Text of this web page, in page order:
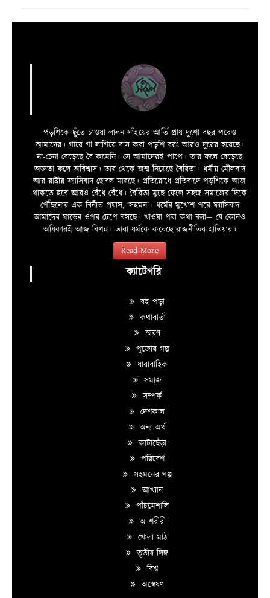
পড়শিকে ছুঁতে চাওয়া লালন সাঁইয়ের আর্তি প্রায় দুশো বছর পরেও
আমাদের। গায়ে গা লাগিয়ে বাস করা পড়শি বরং আরও দুরের হয়েছে।
না-চেনা বেড়েছে বৈ কমেনি। সে আমাদেরই পাপে। তার ফলে বেড়েছে
অজ্ঞতা ফলে অবিশ্বাস। তার থেকে জন্ম নিয়েছে বৈরিতা। ধর্মীয় মৌলবাদ
আর রাষ্ট্রীয় ফ্যাসিবাদ ছোবল মারছে। প্রতিরোধে প্রতিবাদে পড়শিকে আজ
থাকতে হবে আরও বেঁধে বেঁধে। বৈরিতা মুছে ফেলে সহজ সমাজের দিকে
পৌঁছনোর এক বিনীত প্রয়াস, ‘সহমন’। ধর্মের মুখোশ পরে ফ্যাসিবাদ
আমাদের ঘাড়ের ওপর চেপে বসছে। খাওয়া পরা কথা বলা—­­ যে কোনও
অধিকারই আজ বিপন্ন। তারা ধর্মকে করেছে রাজনীতির হাতিয়ার।
Read More
ক্যাটেগরি
বই পড়া
কথাবার্তা
স্মরণ
পুজোর গল্প
ধারাবাহিক
সমাজ
সম্পর্ক
দেশকাল
অন্য অর্থ
কাটাছেঁড়া
পরিবেশ
সহমনের গল্প
আখ্যান
পাঁচমেশালি
অ-শরীরী
খোলা মাঠ
তৃতীয় লিঙ্গ
বিশ্ব
অন্বেষণ